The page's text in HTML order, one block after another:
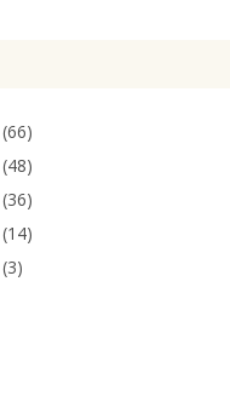
(66)
(48)
(36)
(14)
(3)